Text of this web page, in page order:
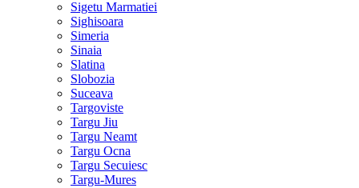
Sigetu Marmatiei
Sighisoara
Simeria
Sinaia
Slatina
Slobozia
Suceava
Targoviste
Targu Jiu
Targu Neamt
Targu Ocna
Targu Secuiesc
Targu-Mures